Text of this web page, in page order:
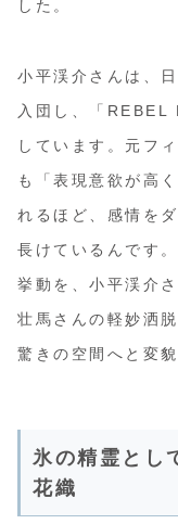
した。
小平渓介さんは、
入団し、「REBEL
しています。元フ
も「表現意欲が高
れるほど、感情を
長けているんです
挙動を、小平渓介
壮馬さんの軽妙洒
驚きの空間へと変
氷の精霊とし
花織